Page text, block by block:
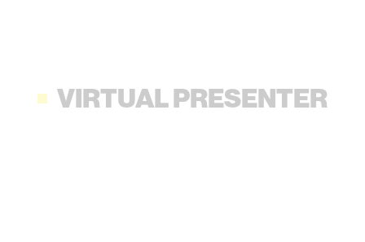
VIRTUAL PRESENTER